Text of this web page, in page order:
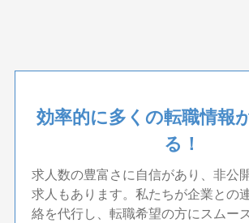
効率的に多くの転職情報
る！
求人数の豊富さに自信があり、非公
求人もあります。私たちが企業との
絡を代行し、転職希望の方にスムー